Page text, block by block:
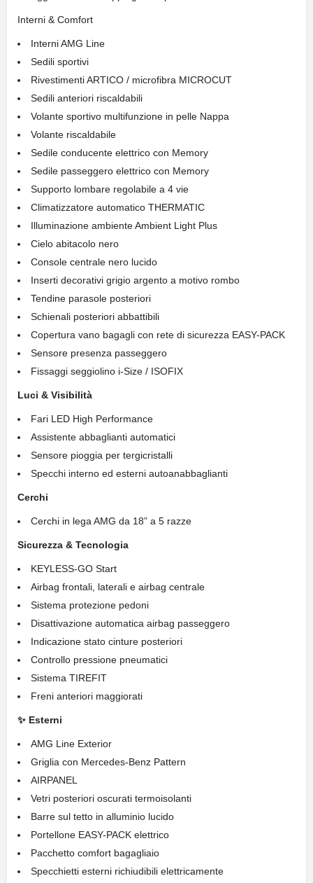
Interni & Comfort
Interni AMG Line
Sedili sportivi
Rivestimenti ARTICO / microfibra MICROCUT
Sedili anteriori riscaldabili
Volante sportivo multifunzione in pelle Nappa
Volante riscaldabile
Sedile conducente elettrico con Memory
Sedile passeggero elettrico con Memory
Supporto lombare regolabile a 4 vie
Climatizzatore automatico THERMATIC
Illuminazione ambiente Ambient Light Plus
Cielo abitacolo nero
Console centrale nero lucido
Inserti decorativi grigio argento a motivo rombo
Tendine parasole posteriori
Schienali posteriori abbattibili
Copertura vano bagagli con rete di sicurezza EASY-PACK
Sensore presenza passeggero
Fissaggi seggiolino i-Size / ISOFIX
Luci & Visibilità
Fari LED High Performance
Assistente abbaglianti automatici
Sensore pioggia per tergicristalli
Specchi interno ed esterni autoanabbaglianti
Cerchi
Cerchi in lega AMG da 18” a 5 razze
Sicurezza & Tecnologia
KEYLESS-GO Start
Airbag frontali, laterali e airbag centrale
Sistema protezione pedoni
Disattivazione automatica airbag passeggero
Indicazione stato cinture posteriori
Controllo pressione pneumatici
Sistema TIREFIT
Freni anteriori maggiorati
✨ Esterni
AMG Line Exterior
Griglia con Mercedes-Benz Pattern
AIRPANEL
Vetri posteriori oscurati termoisolanti
Barre sul tetto in alluminio lucido
Portellone EASY-PACK elettrico
Pacchetto comfort bagagliaio
Specchietti esterni richiudibili elettricamente